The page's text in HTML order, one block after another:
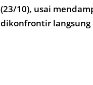
(23/10), usai
dikonfrontir langsung